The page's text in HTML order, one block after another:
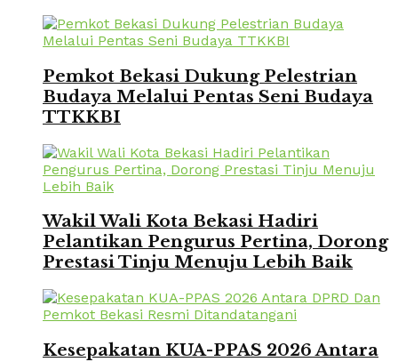
Pemkot Bekasi Dukung Pelestrian
Budaya Melalui Pentas Seni Budaya
TTKKBI
Wakil Wali Kota Bekasi Hadiri
Pelantikan Pengurus Pertina, Dorong
Prestasi Tinju Menuju Lebih Baik
Kesepakatan KUA-PPAS 2026 Antara